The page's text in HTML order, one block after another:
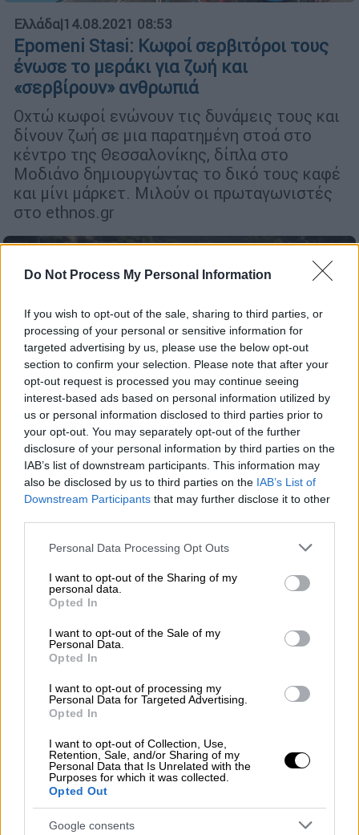
Do Not Process My Personal Information
If you wish to opt-out of the sale, sharing to third parties, or
processing of your personal or sensitive information for
targeted advertising by us, please use the below opt-out
section to confirm your selection. Please note that after your
opt-out request is processed you may continue seeing
interest-based ads based on personal information utilized by
us or personal information disclosed to third parties prior to
your opt-out. You may separately opt-out of the further
disclosure of your personal information by third parties on the
IAB’s list of downstream participants. This information may
also be disclosed by us to third parties on the IAB’s List of
Downstream Participants that may further disclose it to other
Please note that this website/app uses one or more Google
not limited to your visit or usage behaviour. You may click to
grant or deny consent to Google and its third-party tags to
use your data for below specified purposes in below Google
consent section.
Personal Data Processing Opt Outs
I want to opt-out of the Sharing of my
personal data.
Opted In
I want to opt-out of the Sale of my
Personal Data.
Opted In
I want to opt-out of processing my
Personal Data for Targeted Advertising.
Opted In
I want to opt-out of Collection, Use,
Retention, Sale, and/or Sharing of my
Personal Data that Is Unrelated with the
Purposes for which it was collected.
Opted Out
Google consents
Ελλάδα|14.08.2021 08:53
Epomeni Stasi: Κωφoί σερβιτόροι τους
ένωσε το μεράκι για ζωή και
«σερβίρουν» ανθρωπιά
Οχτώ κωφοί ενώνουν τις δυνάμεις τους και
δίνουν ζωή σε μια παρατημένη στοά στο
κέντρο της Θεσσαλονίκης, δίπλα στο
Μοδιάνο δημιουργώντας το δικό τους καφέ
και μίνι μάρκετ. Μιλούν οι πρωταγωνιστές
στο ethnos.gr
Ελλάδα| 25.07.2021 13:44
τουρίστας
Η σορός του αλλοδαπού τουρίστα εθεάθη να
επιπλέει στα αβαθή της ίδιας περιοχής, από
Βενιζέλειο νοσοκομείο.